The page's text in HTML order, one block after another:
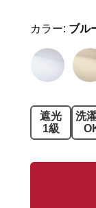
カラー: ブル
遮光
1級
洗